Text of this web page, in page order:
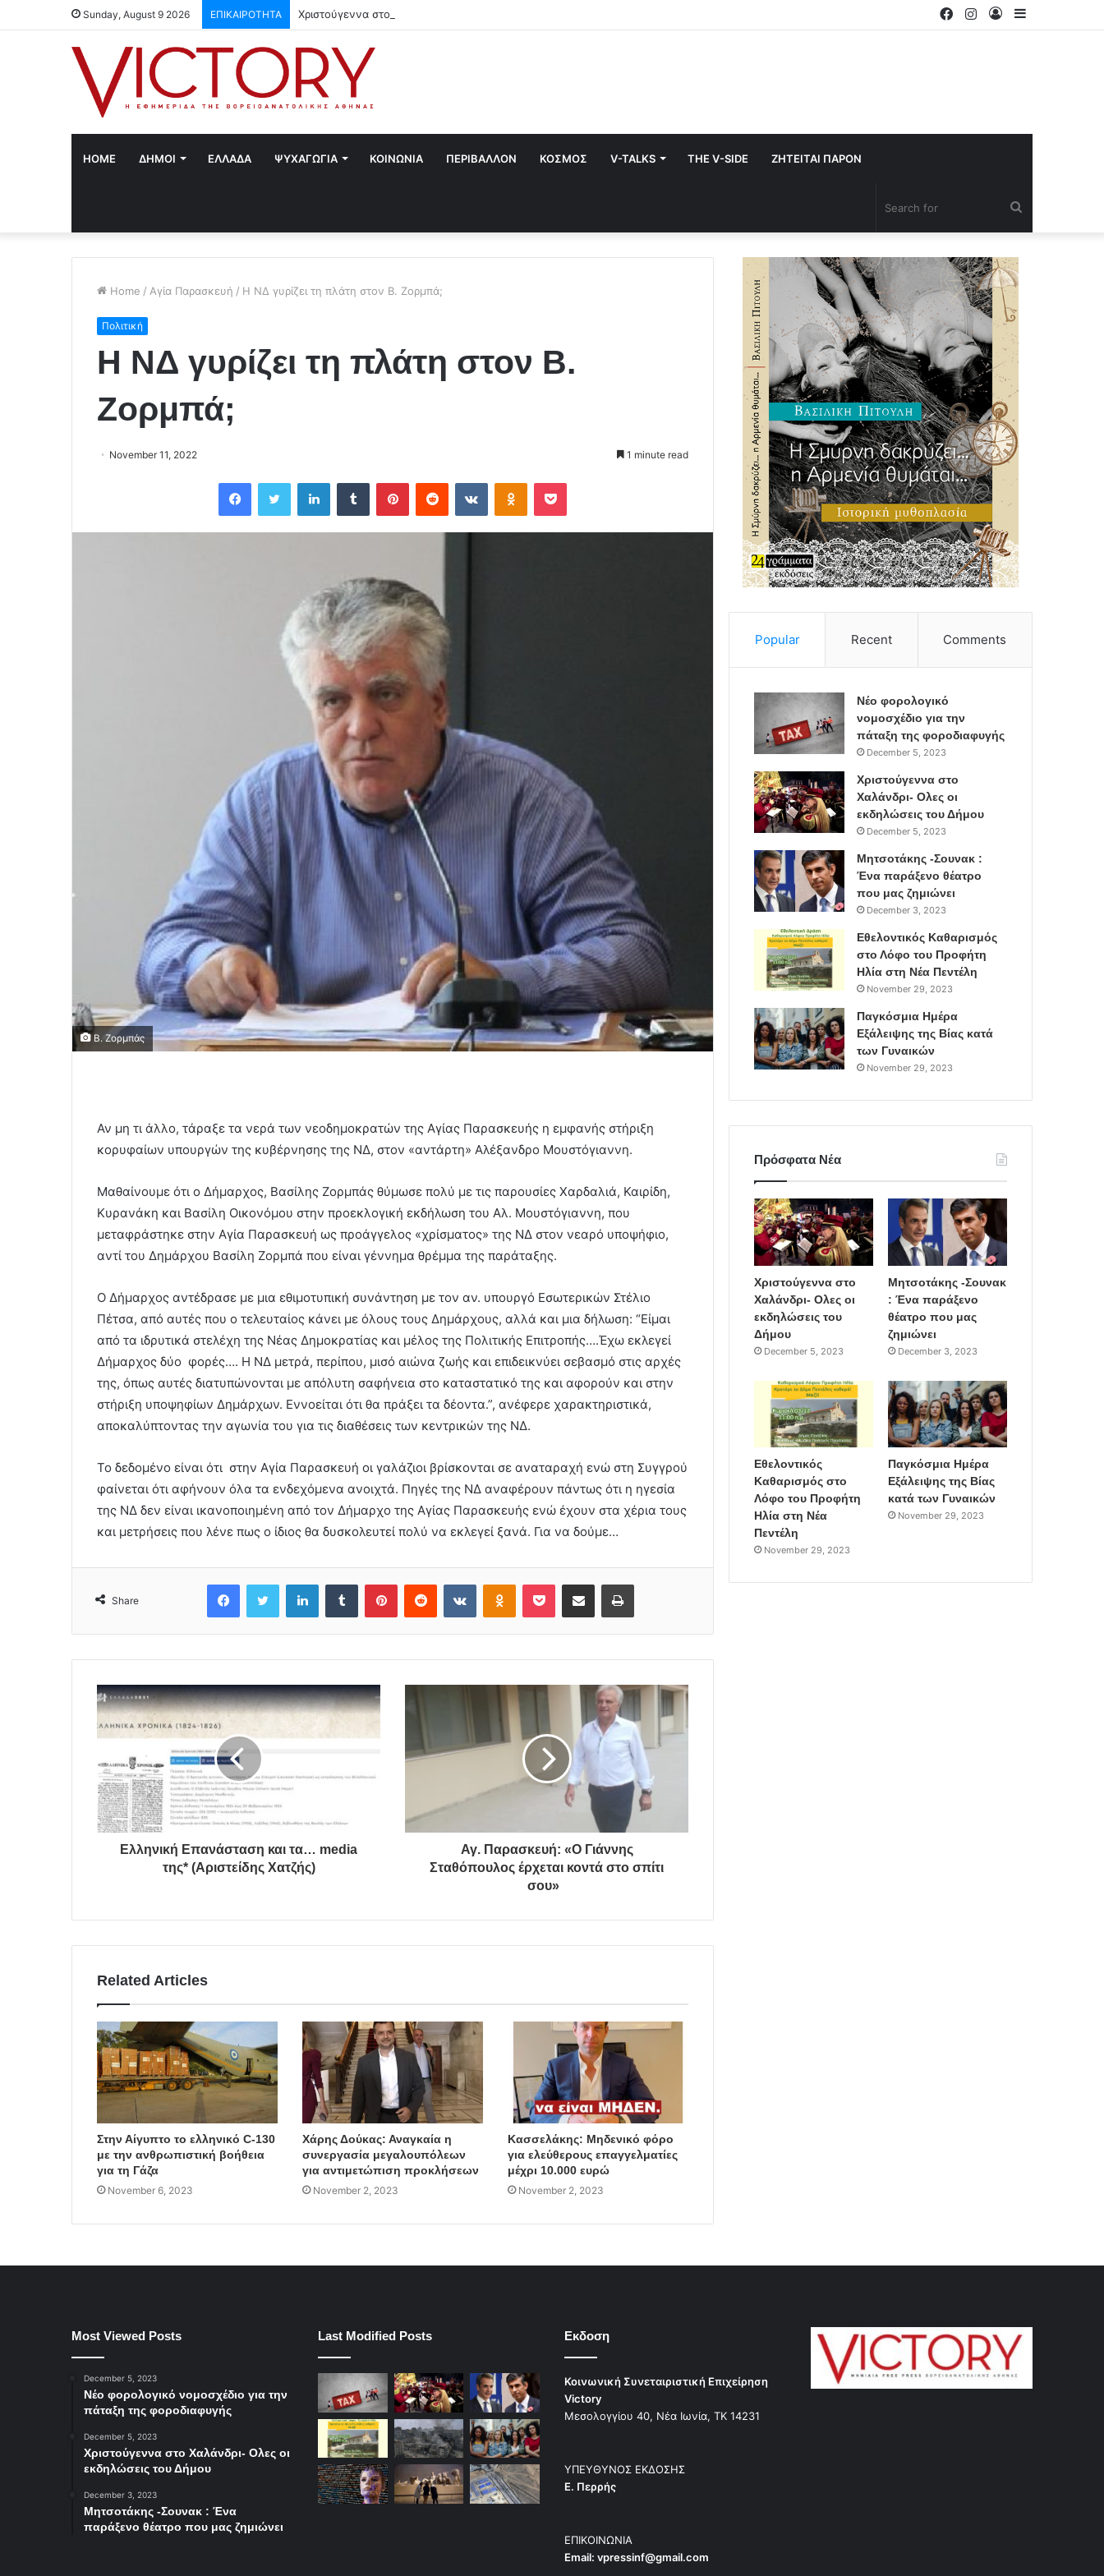
Sunday, August 9 2026 ΕΠΙΚΑΙΡΟΤΗΤΑ Χριστούγεννα στο Χαλάνδρι- Ολες οι εκδηλώσεις του Δήμου
Log
Instagram
Facebook
HOME ΔΗΜΟΙ ΕΛΛΑΔΑ ΨΥΧΑΓΩΓΙΑ ΚΟΙΝΩΝΙΑ ΠΕΡΙΒΑΛΛΟΝ ΚΟΣΜΟΣ V-TALKS THE V-SIDE ΖΗΤΕΙΤΑΙ ΠΑΡΟΝ
Home / Αγία Παρασκευή / Η ΝΔ γυρίζει τη πλάτη στον Β. Ζορμπά;
Πολιτική
Η ΝΔ γυρίζει τη πλάτη στον Β.
Ζορμπά;
November 11, 2022 1 minute read
Β. Ζορμπάς
Αν μη τι άλλο, τάραξε τα νερά των νεοδημοκρατών της Αγίας Παρασκευής η εμφανής στήριξη
κορυφαίων υπουργών της κυβέρνησης της ΝΔ, στον «αντάρτη» Αλέξανδρο Μουστόγιαννη.
Μαθαίνουμε ότι ο Δήμαρχος, Βασίλης Ζορμπάς θύμωσε πολύ με τις παρουσίες Χαρδαλιά, Καιρίδη,
Κυρανάκη και Βασίλη Οικονόμου στην προεκλογική εκδήλωση του Αλ. Μουστόγιαννη, που
μεταφράστηκε στην Αγία Παρασκευή ως προάγγελος «χρίσματος» της ΝΔ στον νεαρό υποψήφιο,
αντί του Δημάρχου Βασίλη Ζορμπά που είναι γέννημα θρέμμα της παράταξης.
Ο Δήμαρχος αντέδρασε με μια εθιμοτυπική συνάντηση με τον αν. υπουργό Εσωτερικών Στέλιο
Πέτσα, από αυτές που ο τελευταίος κάνει με όλους τους Δημάρχους, αλλά και μια δήλωση: “Είμαι
από τα ιδρυτικά στελέχη της Νέας Δημοκρατίας και μέλος της Πολιτικής Επιτροπής….Έχω εκλεγεί
Δήμαρχος δύο φορές…. Η ΝΔ μετρά, περίπου, μισό αιώνα ζωής και επιδεικνύει σεβασμό στις αρχές
της, όπως αυτές διατυπώνονται με απόλυτη σαφήνεια στο καταστατικό της και αφορούν και στην
στήριξη υποψηφίων Δημάρχων. Εννοείται ότι θα πράξει τα δέοντα.”, ανέφερε χαρακτηριστικά,
αποκαλύπτοντας την αγωνία του για τις διαθέσεις των κεντρικών της ΝΔ.
Το δεδομένο είναι ότι στην Αγία Παρασκευή οι γαλάζιοι βρίσκονται σε αναταραχή ενώ στη Συγγρού
φαίνεται ότι αφήνουν όλα τα ενδεχόμενα ανοιχτά. Πηγές της ΝΔ αναφέρουν πάντως ότι η ηγεσία
της ΝΔ δεν είναι ικανοποιημένη από τον Δήμαρχο της Αγίας Παρασκευής ενώ έχουν στα χέρια τους
και μετρήσεις που λένε πως ο ίδιος θα δυσκολευτεί πολύ να εκλεγεί ξανά. Για να δούμε…
Share
Ελληνική Επανάσταση και τα… media
της* (Αριστείδης Χατζής)
Αγ. Παρασκευή: «O Γιάννης
Σταθόπουλος έρχεται κοντά στο σπίτι
σου»
Related Articles
Στην Αίγυπτο το ελληνικό C-130
με την ανθρωπιστική βοήθεια
για τη Γάζα
November 6, 2023
Χάρης Δούκας: Αναγκαία η
συνεργασία μεγαλουπόλεων
για αντιμετώπιση προκλήσεων
November 2, 2023
Κασσελάκης: Μηδενικό φόρο
για ελεύθερους επαγγελματίες
μέχρι 10.000 ευρώ
November 2, 2023
Popular Recent Comments
Νέο φορολογικό
νομοσχέδιο για την
πάταξη της φοροδιαφυγής
December 5, 2023
Χριστούγεννα στο
Χαλάνδρι- Ολες οι
εκδηλώσεις του Δήμου
December 5, 2023
Μητσοτάκης -Σουνακ :
Ένα παράξενο θέατρο
που μας ζημιώνει
December 3, 2023
Εθελοντικός Καθαρισμός
στο Λόφο του Προφήτη
Ηλία στη Νέα Πεντέλη
November 29, 2023
Παγκόσμια Ημέρα
Εξάλειψης της Βίας κατά
των Γυναικών
November 29, 2023
Πρόσφατα Νέα
Χριστούγεννα στο
Χαλάνδρι- Ολες οι
εκδηλώσεις του
Δήμου
December 5, 2023
Μητσοτάκης -Σουνακ
: Ένα παράξενο
θέατρο που μας
ζημιώνει
December 3, 2023
Εθελοντικός
Καθαρισμός στο
Λόφο του Προφήτη
Ηλία στη Νέα
Πεντέλη
November 29, 2023
Παγκόσμια Ημέρα
Εξάλειψης της Βίας
κατά των Γυναικών
November 29, 2023
Most Viewed Posts
December 5, 2023
Νέο φορολογικό νομοσχέδιο για την
πάταξη της φοροδιαφυγής
December 5, 2023
Χριστούγεννα στο Χαλάνδρι- Ολες οι
εκδηλώσεις του Δήμου
December 3, 2023
Μητσοτάκης -Σουνακ : Ένα
παράξενο θέατρο που μας ζημιώνει
Last Modified Posts Εκδοση
Κοινωνική Συνεταιριστική Επιχείρηση
Victory
Μεσολογγίου 40, Νέα Ιωνία, ΤΚ 14231
ΥΠΕΥΘΥΝΟΣ ΕΚΔΟΣΗΣ
Ε. Περρής
ΕΠΙΚΟΙΝΩΝΙΑ
Email: vpressinf@gmail.com